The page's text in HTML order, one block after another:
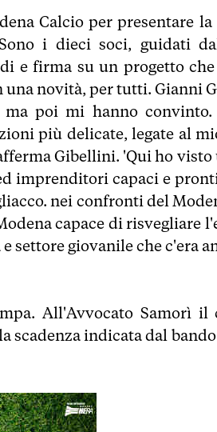
Calcio per presentare la
i dieci soci, guidati
e firma su un progetto
una novità, per tutti. Gianni
ma poi mi hanno convinto.
più delicate, legate al
Gibellini. 'Qui ho visto
imprenditori capaci e
nei confronti del
capace di risvegliare
settore giovanile che c'era
All'Avvocato Samorì il
scadenza indicata dal